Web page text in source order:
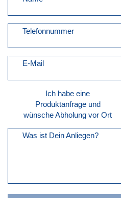
Telefonnummer
E-Mail
Ich habe eine
Produktanfrage und
wünsche Abholung vor Ort
Was ist Dein Anliegen?